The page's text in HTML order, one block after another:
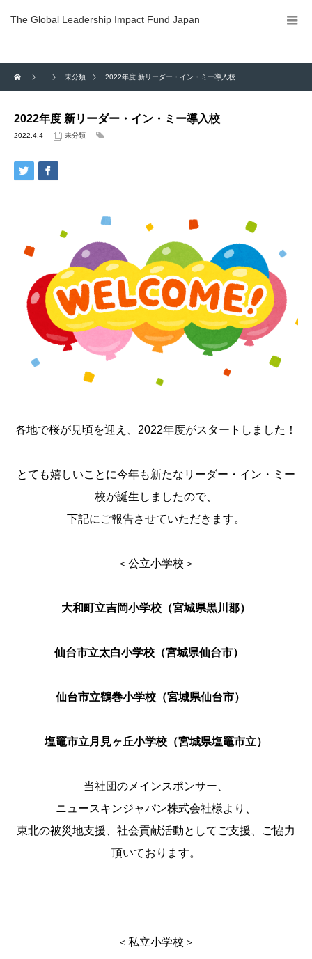
The Global Leadership Impact Fund Japan
未分類 2022年度 新リーダー・イン・ミー導入校
2022年度 新リーダー・イン・ミー導入校
2022.4.4 未分類
各地で桜が見頃を迎え、2022年度がスタートしました！
とても嬉しいことに今年も新たなリーダー・イン・ミー
校が誕生しましたので、
下記にご報告させていただきます。
＜公立小学校＞
大和町立吉岡小学校（宮城県黒川郡）
仙台市立太白小学校（宮城県仙台市）
仙台市立鶴巻小学校（宮城県仙台市）
塩竈市立月見ヶ丘小学校（宮城県塩竈市立）
当社団のメインスポンサー、
ニュースキンジャパン株式会社様より、
東北の被災地支援、社会貢献活動としてご支援、ご協力
頂いております。
＜私立小学校＞